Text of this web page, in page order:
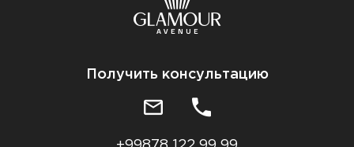
Получить консультацию